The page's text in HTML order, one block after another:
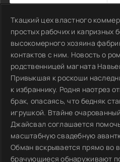
Ткацкий цех властного
простых рабочих и капризных
высокомерного хозяина
контактов с ним. Новость о
родственницей магната
Привыкшая к роскоши
к избраннику. Родня наотрез
брак, опасаясь, что бедняк
игрушкой. Втайне
Джайсвал соглашается
масштабную свадебную
Обман вскрывается прямо во
брачующиеся обнаруживают